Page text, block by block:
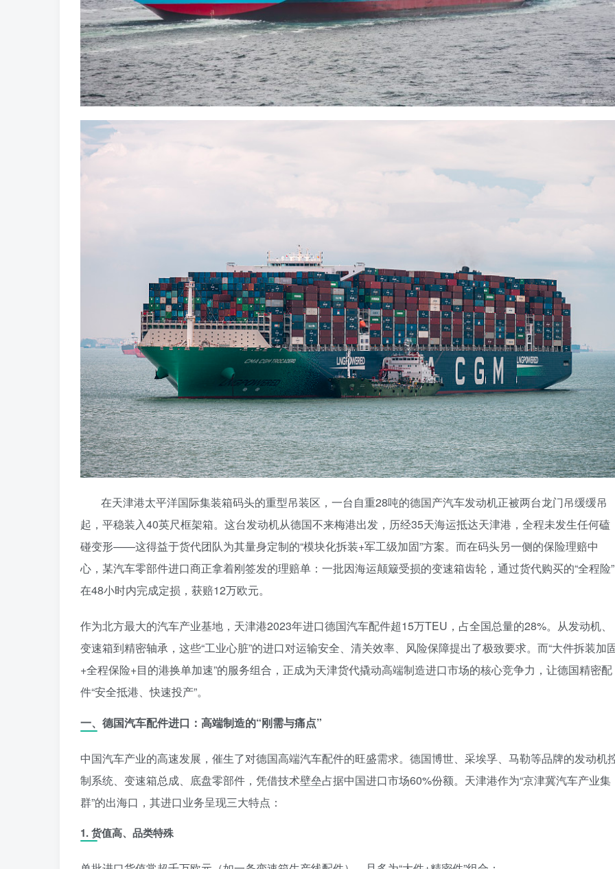
在天津港太平洋国际集装箱码头的重型吊装区，一台自重28吨的德国产汽车发动机正被两台龙门吊缓缓吊
起，平稳装入40英尺框架箱。这台发动机从德国不来梅港出发，历经35天海运抵达天津港，全程未发生任何磕
碰变形——这得益于货代团队为其量身定制的“模块化拆装+军工级加固”方案。而在码头另一侧的保险理赔中
心，某汽车零部件进口商正拿着刚签发的理赔单：一批因海运颠簸受损的变速箱齿轮，通过货代购买的“全程险”
在48小时内完成定损，获赔12万欧元。
作为北方最大的汽车产业基地，天津港2023年进口德国汽车配件超15万TEU，占全国总量的28%。从发动机、
变速箱到精密轴承，这些“工业心脏”的进口对运输安全、清关效率、风险保障提出了极致要求。而“大件拆装加
+全程保险+目的港换单加速”的服务组合，正成为天津货代撬动高端制造进口市场的核心竞争力，让德国精密配
件“安全抵港、快速投产”。
一、德国汽车配件进口：高端制造的“刚需与痛点”
中国汽车产业的高速发展，催生了对德国高端汽车配件的旺盛需求。德国博世、采埃孚、马勒等品牌的发动机
制系统、变速箱总成、底盘零部件，凭借技术壁垒占据中国进口市场60%份额。天津港作为“京津冀汽车产业集
群”的出海口，其进口业务呈现三大特点：
1.货值高、品类特殊